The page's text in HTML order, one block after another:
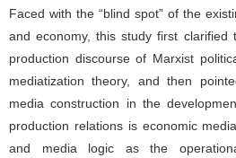
Faced with the “blind spot” of the
and economy, this study first clarified
production discourse of Marxist
mediatization theory, and then
media construction in the
production relations is economic
and media logic as the